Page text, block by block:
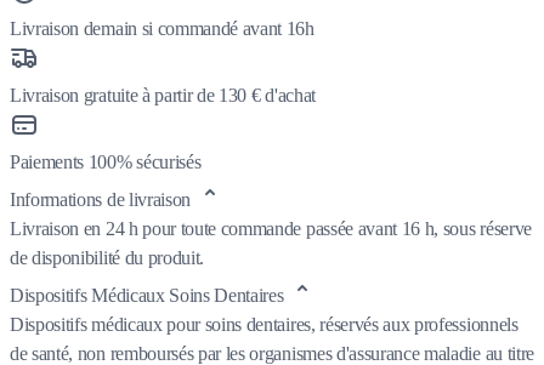
Livraison demain si commandé avant 16h
Livraison gratuite à partir de 130 € d'achat
Paiements 100% sécurisés
Informations de livraison
Livraison en 24 h pour toute commande passée avant 16 h, sous réserve
de disponibilité du produit.
Dispositifs Médicaux Soins Dentaires
Dispositifs médicaux pour soins dentaires, réservés aux professionnels
de santé, non remboursés par les organismes d'assurance maladie au titre